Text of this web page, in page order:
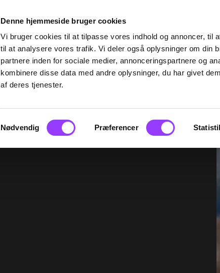
Denne hjemmeside bruger cookies
Vi bruger cookies til at tilpasse vores indhold og annoncer, til
til at analysere vores trafik. Vi deler også oplysninger om din
partnere inden for sociale medier, annonceringspartnere og
kombinere disse data med andre oplysninger, du har givet
af deres tjenester.
Samtykkevalg
Nødvendig Præferencer